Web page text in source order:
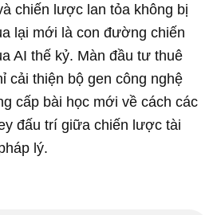
chiến lược lan tỏa không bị
lại mới là con đường chiến
AI thế kỷ. Màn đầu tư thuê
cải thiện bộ gen công nghệ
cấp bài học mới về cách các
đấu trí giữa chiến lược tài
lý.